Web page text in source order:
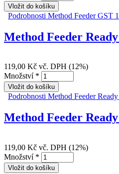
Podrobnosti Method Feeder GST
Method Feeder
119,00 Kč vč. DPH (12%)
Množství *
Podrobnosti Method Feeder
Method Feeder
119,00 Kč vč. DPH (12%)
Množství *